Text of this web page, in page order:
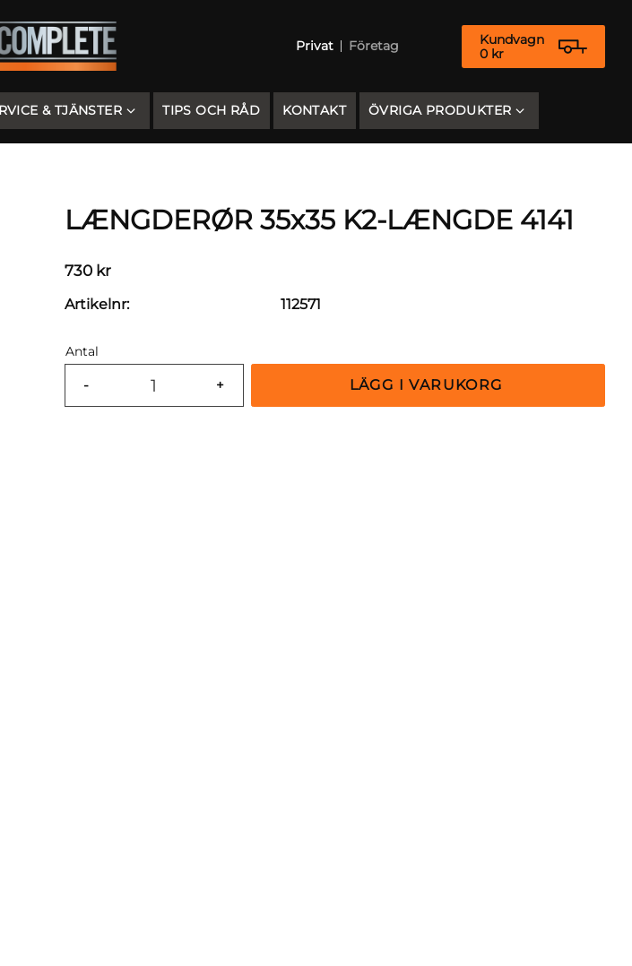
Privat Företag
Kundvagn
0 kr
& TJÄNSTER TIPS OCH RÅD KONTAKT ÖVRIGA PRODUKTER
LÆNGDERØR 35x35 K2-LÆNGDE 4141
730kr
Antal
+
-
Artikelnr 112571